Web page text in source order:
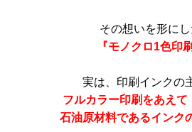
その想いを形に
『モノクロ1色印
実は、印刷インクの
フルカラー印刷をあえ
石油原材料であるインク